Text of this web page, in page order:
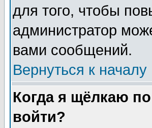
для того, чтобы
администратор
вами сообщений.
Вернуться к началу
Когда я щёлкаю
войти?